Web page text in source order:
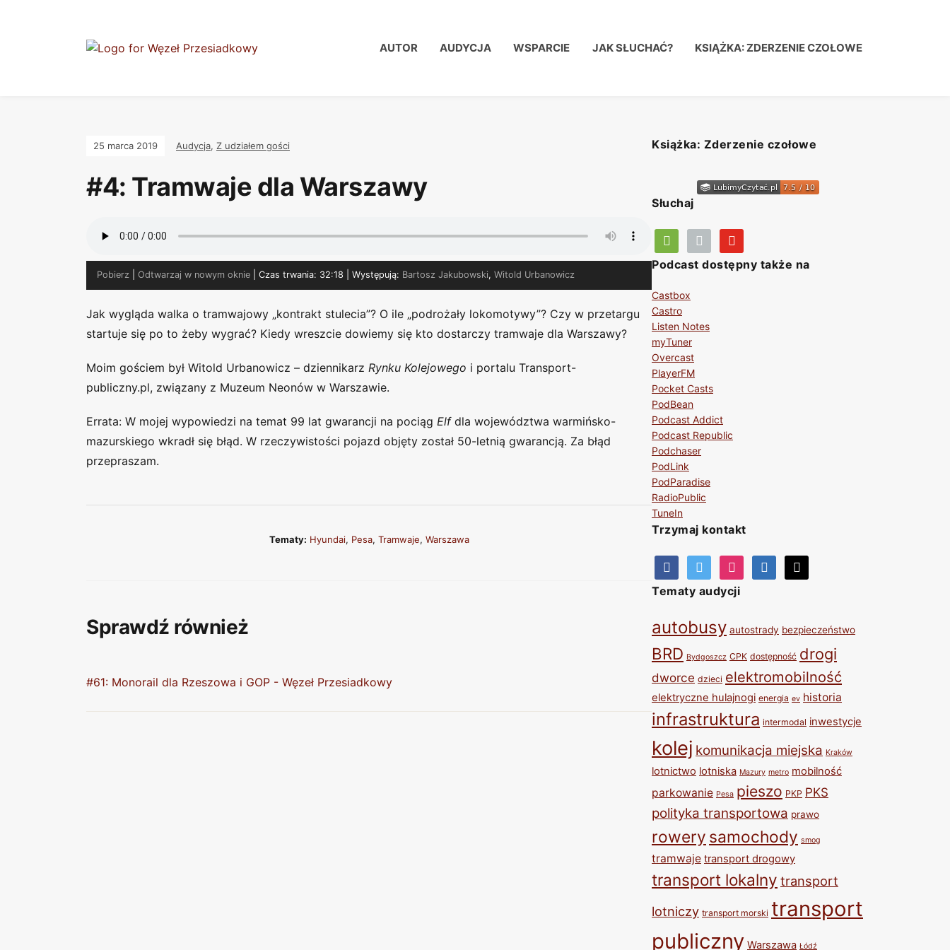
AUTOR AUDYCJA WSPARCIE JAK SŁUCHAĆ? KSIĄŻKA: ZDERZENIE CZOŁOWE
25 marca 2019 Audycja, Z udziałem gości
#4: Tramwaje dla Warszawy
Pobierz |Odtwarzaj w nowym oknie |Czas trwania: 32:18 | Występują: Bartosz Jakubowski,Witold Urbanowicz
Jak wygląda walka o tramwajowy „kontrakt stulecia”? O ile „podrożały lokomotywy”? Czy w przetargu
startuje się po to żeby wygrać? Kiedy wreszcie dowiemy się kto dostarczy tramwaje dla Warszawy?
Moim gościem był Witold Urbanowicz – dziennikarz Rynku Kolejowego i portalu Transport-
publiczny.pl, związany z Muzeum Neonów w Warszawie.
Errata: W mojej wypowiedzi na temat 99 lat gwarancji na pociąg Elfdla województwa warmińsko-
mazurskiego wkradł się błąd. W rzeczywistości pojazd objęty został 50-letnią gwarancją. Za błąd
przepraszam.
Tematy: Hyundai, Pesa, Tramwaje, Warszawa
Sprawdź również
#61: Monorail dla Rzeszowa i GOP - Węzeł Przesiadkowy
Książka: Zderzenie czołowe
Słuchaj
Podcast dostępny także na
Castbox
Castro
Listen Notes
myTuner
Overcast
PlayerFM
Pocket Casts
PodBean
Podcast Addict
Podcast Republic
Podchaser
PodLink
PodParadise
RadioPublic
TuneIn
Trzymaj kontakt
Tematy audycji
autobusy autostrady bezpieczeństwo
BRD Bydgoszcz CPK dostępność drogi
dworce dzieci elektromobilność
elektryczne hulajnogi energia ev historia
infrastruktura intermodal inwestycje
kolej komunikacja miejska Kraków
lotnictwo lotniska Mazury metro mobilność
parkowanie Pesa pieszo PKP PKS
polityka transportowa prawo
rowery samochody smog
tramwaje transport drogowy
transport lokalny transport
lotniczy transport morski transport
publiczny Warszawa Łódź